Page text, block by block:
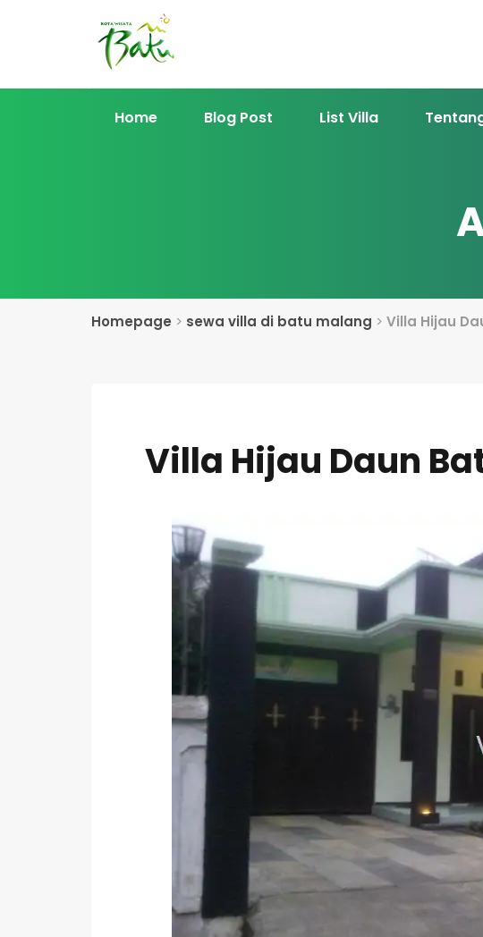
Home Blog Post List Villa
Homepage > sewa villa di batu malang > Villa Hijau
Villa Hijau Daun